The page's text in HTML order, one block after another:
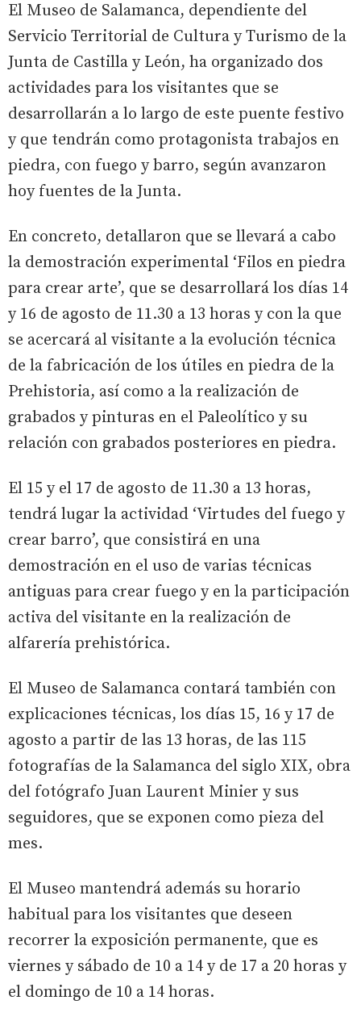
El Museo de Salamanca, dependiente del
Servicio Territorial de Cultura y Turismo de la
Junta de Castilla y León, ha organizado dos
actividades para los visitantes que se
desarrollarán a lo largo de este puente festivo
y que tendrán como protagonista trabajos en
piedra, con fuego y barro, según avanzaron
hoy fuentes de la Junta.
En concreto, detallaron que se llevará a cabo
la demostración experimental ‘Filos en piedra
para crear arte’, que se desarrollará los días 14
y 16 de agosto de 11.30 a 13 horas y con la que
se acercará al visitante a la evolución técnica
de la fabricación de los útiles en piedra de la
Prehistoria, así como a la realización de
grabados y pinturas en el Paleolítico y su
relación con grabados posteriores en piedra.
El 15 y el 17 de agosto de 11.30 a 13 horas,
tendrá lugar la actividad ‘Virtudes del fuego y
crear barro’, que consistirá en una
demostración en el uso de varias técnicas
antiguas para crear fuego y en la participación
activa del visitante en la realización de
alfarería prehistórica.
El Museo de Salamanca contará también con
explicaciones técnicas, los días 15, 16 y 17 de
agosto a partir de las 13 horas, de las 115
fotografías de la Salamanca del siglo XIX, obra
del fotógrafo Juan Laurent Minier y sus
seguidores, que se exponen como pieza del
mes.
El Museo mantendrá además su horario
habitual para los visitantes que deseen
recorrer la exposición permanente, que es
viernes y sábado de 10 a 14 y de 17 a 20 horas y
el domingo de 10 a 14 horas.